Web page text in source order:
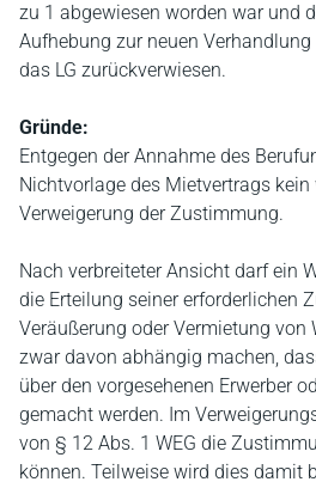
zu 1 abgewiesen worden war und
Aufhebung zur neuen
das LG zurückverwiesen.
Gründe:
Entgegen der Annahme des
Nichtvorlage des Mietvertrags
Verweigerung der Zustimmung.
Nach verbreiteter Ansicht darf ein
die Erteilung seiner erforderlichen
Veräußerung oder Vermietung von
zwar davon abhängig machen,
über den vorgesehenen Erwerber
gemacht werden. Im
von § 12 Abs. 1 WEG die
können. Teilweise wird dies damit